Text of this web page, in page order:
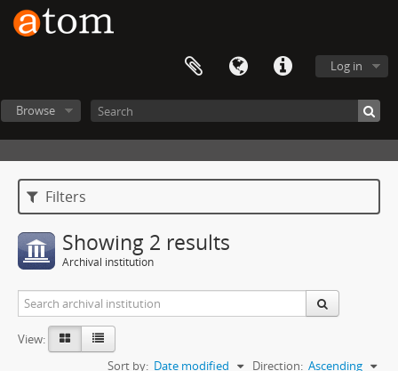
Log in
Browse
Filters
Showing 2 results
Archival institution
View:
Sort by: Date modified Direction: Ascending